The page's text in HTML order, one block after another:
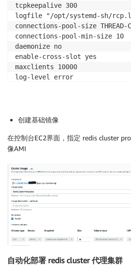
            ],
        "metrics_collected": {
            "cpu": {
"measurement":
                    "*"
"totalcpu":
            },
"measurement":
                ],
                "resources": [
                ]
tcpkeepalive 300
logfile "/opt/systemd-sh/
connections-pool-size THREAD-
connections-pool-min-size 10
daemonize no
enable-cross-slot yes
maxclients 10000
log-level error
创建基础镜像
在控制台EC2界面，指定 redis cluster
像AMI
自动化部署 redis cluster 代理集群